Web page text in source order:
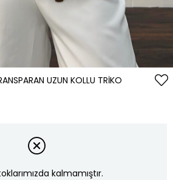
UZUN KOLLU TRIKO
kalmamıştır.